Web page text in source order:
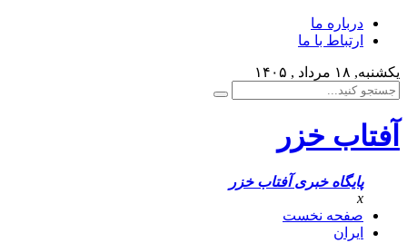
درباره ما
ارتباط با ما
یکشنبه, ۱۸ مرداد , ۱۴۰۵
آفتاب خزر
پایگاه خبری آفتاب خزر
x
صفحه نخست
ایران